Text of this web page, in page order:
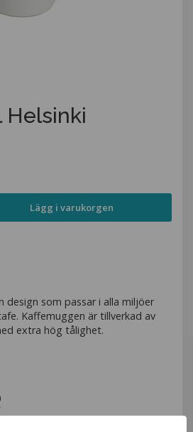
Helsinki
Lägg i varukorgen
design som passar i alla miljöer
Kaffemuggen är tillverkad av
extra hög tålighet.